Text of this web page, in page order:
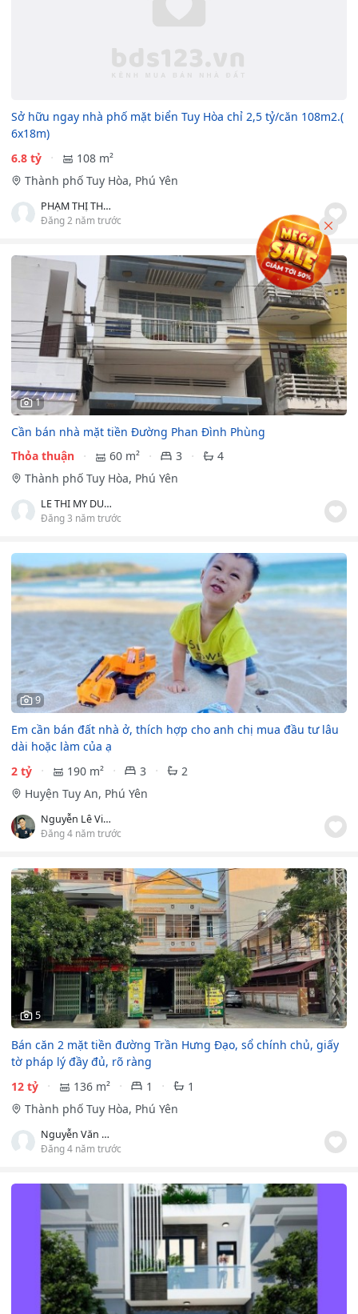
Sở hữu ngay nhà phố mặt biển Tuy Hòa chỉ 2,5 tỷ/căn 108m2.(
6x18m)
6.8 tỷ
108 m²
Thành phố Tuy Hòa, Phú Yên
PHẠM THỊ THÂN
Đăng 2 năm trước
1
Cần bán nhà mặt tiền Đường Phan Đình Phùng
Thỏa thuận
60 m² 3
4
Thành phố Tuy Hòa, Phú Yên
LE THI MY DUNG
Đăng 3 năm trước
9
Em cần bán đất nhà ở, thích hợp cho anh chị mua đầu tư lâu
dài hoặc làm của ạ
2 tỷ
190 m² 3
2
Huyện Tuy An, Phú Yên
Nguyễn Lê Vi Cầu
Đăng 4 năm trước
5
Bán căn 2 mặt tiền đường Trần Hưng Đạo, sổ chính chủ, giấy
tờ pháp lý đầy đủ, rõ ràng
12 tỷ
136 m² 1
1
Thành phố Tuy Hòa, Phú Yên
Nguyễn Văn Nghị
Đăng 4 năm trước